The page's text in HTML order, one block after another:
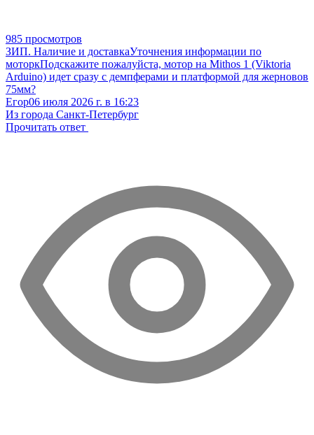
985 просмотров
ЗИП. Наличие и доставкаУточнения информации по
моторкПодскажите пожалуйста, мотор на Mithos 1 (Viktoria
Arduino) идет сразу с демпферами и платформой для жерновов
75мм?
Егор06 июля 2026 г. в 16:23
Из города Санкт-Петербург
Прочитать ответ